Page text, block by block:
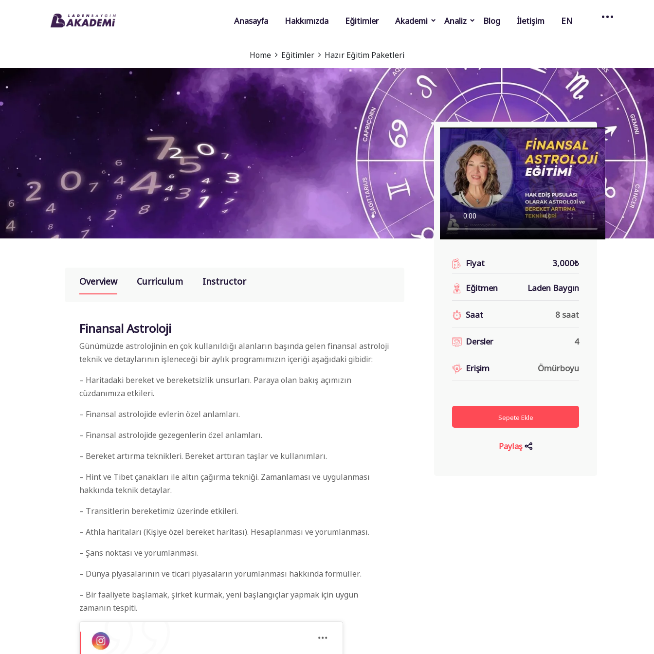
Anasayfa Hakkımızda Eğitimler Akademi Analiz Blog İletişim EN
Home Eğitimler Hazır Eğitim Paketleri
Overview Curriculum Instructor
Finansal Astroloji
Günümüzde astrolojinin en çok kullanıldığı alanların başında gelen finansal astroloji
teknik ve detaylarının işleneceği bir aylık programımızın içeriği aşağıdaki gibidir:
– Haritadaki bereket ve bereketsizlik unsurları. Paraya olan bakış açımızın
cüzdanımıza etkileri.
– Finansal astrolojide evlerin özel anlamları.
– Finansal astrolojide gezegenlerin özel anlamları.
– Bereket artırma teknikleri. Bereket arttıran taşlar ve kullanımları.
– Hint ve Tibet çanakları ile altın çağırma tekniği. Zamanlaması ve uygulanması
hakkında teknik detaylar.
– Transitlerin bereketimiz üzerinde etkileri.
– Athla haritaları (Kişiye özel bereket haritası). Hesaplanması ve yorumlanması.
– Şans noktası ve yorumlanması.
– Dünya piyasalarının ve ticari piyasaların yorumlanması hakkında formüller.
– Bir faaliyete başlamak, şirket kurmak, yeni başlangıçlar yapmak için uygun
zamanın tespiti.
Fiyat 3,000₺
Eğitmen Laden Baygın
Saat 8 saat
Dersler 4
Erişim Ömürboyu
Sepete Ekle
Paylaş